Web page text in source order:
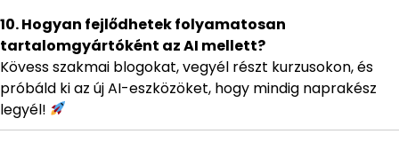
10. Hogyan fejlődhetek folyamatosan
tartalomgyártóként az AI mellett?
Kövess szakmai blogokat, vegyél részt kurzusokon, és
próbáld ki az új AI-eszközöket, hogy mindig naprakész
legyél!